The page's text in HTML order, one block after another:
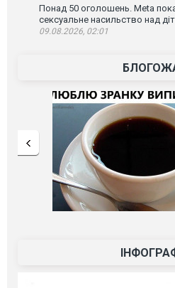
Понад 50 оголошень. Meta
сексуальне насильство над
09.08.2026, 02:01